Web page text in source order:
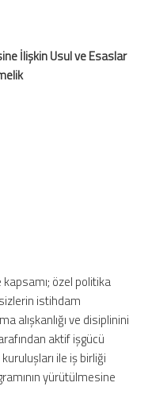
İlişkin Usul ve Esaslar
özel politika
istihdam
alışkanlığı ve disiplinini
aktif işgücü
ile iş birliği
yürütülmesine